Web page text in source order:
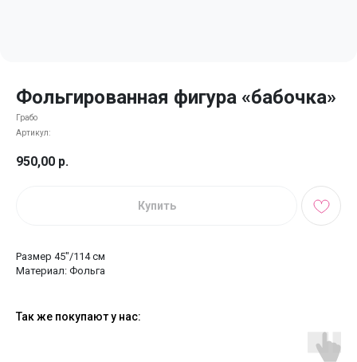
Фольгированная фигура «бабочка»
Грабо
Артикул:
950,00 р.
Купить
Размер 45"/114 см
Материал: Фольга
Так же покупают у нас: